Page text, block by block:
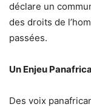
déclare un
des droits de
passées.
Un Enjeu
Des voix